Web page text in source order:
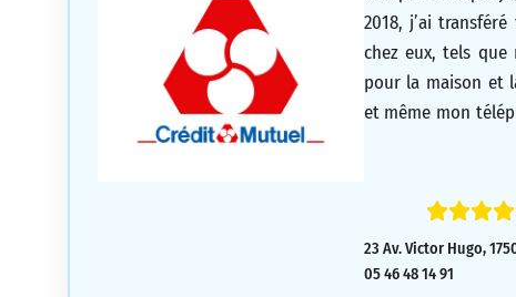
2018, j’ai
chez eux, tels que
pour la maison et
et même mon
sans qu’il y ait
suis très déçu.
23 Av. Victor Hugo,
05 46 48 14 91